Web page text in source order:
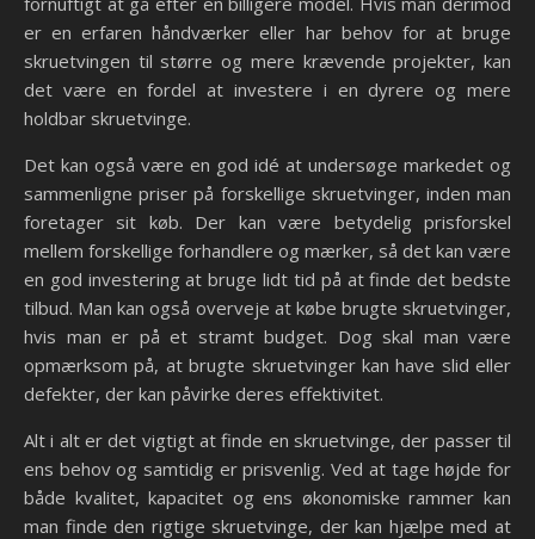
er en erfaren håndværker eller har behov for at bruge
skruetvingen til større og mere krævende projekter, kan
det være en fordel at investere i en dyrere og mere
holdbar skruetvinge.
Det kan også være en god idé at undersøge markedet og
sammenligne priser på forskellige skruetvinger, inden man
foretager sit køb. Der kan være betydelig prisforskel
mellem forskellige forhandlere og mærker, så det kan være
en god investering at bruge lidt tid på at finde det bedste
tilbud. Man kan også overveje at købe brugte skruetvinger,
hvis man er på et stramt budget. Dog skal man være
opmærksom på, at brugte skruetvinger kan have slid eller
defekter, der kan påvirke deres effektivitet.
Alt i alt er det vigtigt at finde en skruetvinge, der passer til
ens behov og samtidig er prisvenlig. Ved at tage højde for
både kvalitet, kapacitet og ens økonomiske rammer kan
man finde den rigtige skruetvinge, der kan hjælpe med at